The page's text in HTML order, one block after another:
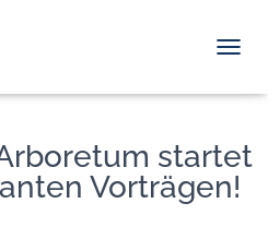
startet
Vorträgen!